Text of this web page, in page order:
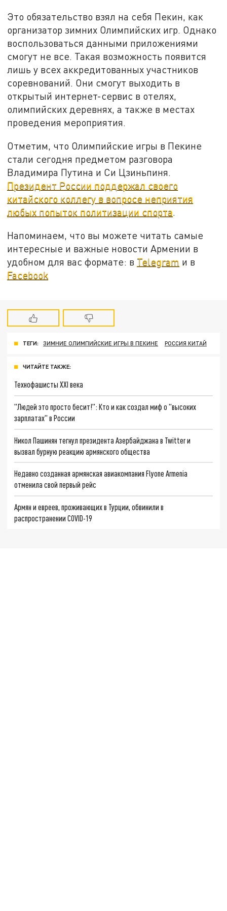
Это обязательство взял на себя Пекин, как
организатор зимних Олимпийских игр. Однако
воспользоваться данными приложениями
смогут не все. Такая возможность появится
лишь у всех аккредитованных участников
соревнований. Они смогут выходить в
открытый интернет-сервис в отелях,
олимпийских деревнях, а также в местах
проведения мероприятия.
Отметим, что Олимпийские игры в Пекине
стали сегодня предметом разговора
Владимира Путина и Си Цзиньпиня.
Президент России поддержал своего
китайского коллегу в вопросе неприятия
любых попыток политизации спорта.
Напоминаем, что вы можете читать самые
интересные и важные новости Армении в
удобном для вас формате: в Telegram и в
Facebook
ТЕГИ: ЗИМНИЕ ОЛИМПИЙСКИЕ ИГРЫ В ПЕКИНЕ РОССИЯ КИТАЙ
ЧИТАЙТЕ ТАКЖЕ:
Технофашисты XXI века
"Людей это просто бесит!": Кто и как создал миф о "высоких
зарплатах" в России
Никол Пашинян тегнул президента Азербайджана в Twitter и
вызвал бурную реакцию армянского общества
Недавно созданная армянская авиакомпания Flyone Armenia
отменила свой первый рейс
Армян и евреев, проживающих в Турции, обвинили в
распространении COVID-19